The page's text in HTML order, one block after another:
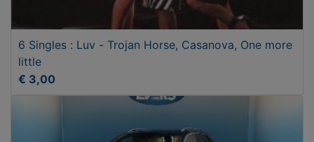
6 Singles : Luv - Trojan Horse, Casanova, One more
little
€ 3,00